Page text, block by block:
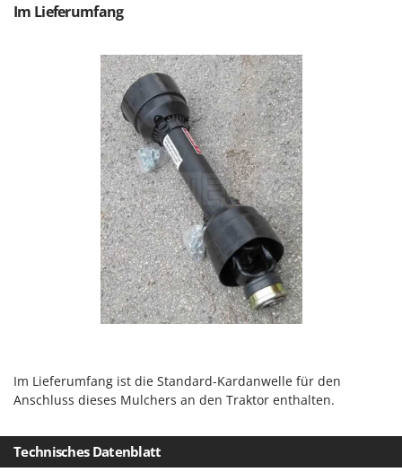
Wasserpumpen für Traktoren
Wein- und Ölschichtenfilter
Weitere Produkte
Wiesenwalzen für Traktor
Wippsägen
Wurstfüller
Zerstäuber
Zinkeneggen
Zubehör für Rasentraktoren
L
Lampacrescia - MGM
Landxcape
LAR Casalinghi
Linea VZ
Lotusgrill
M.A.I.BO.
Macte Ovens
MAMMAMIA
Marcato
Master
Im Lieferumfang
Im Lieferumfang ist die Standard-Kardanwelle für den
Anschluss dieses Mulchers an den Traktor enthalten.
Technisches Datenblatt